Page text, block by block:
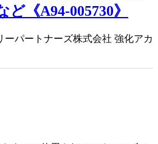
《A94-005730》
パートナーズ株式会社 強化アカ